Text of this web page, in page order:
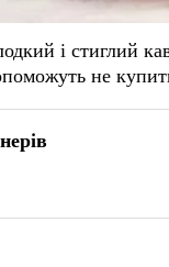
і стиглий
не